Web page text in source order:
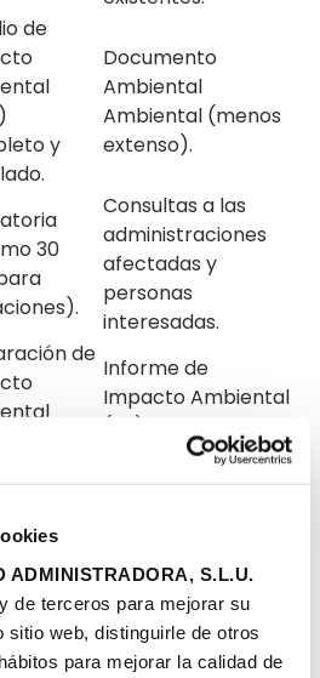
ADMINISTRADORA, S.L.U.
de terceros para mejorar su
sitio web, distinguirle de otros
para mejorar la calidad de
de
y
Documento
Ambiental
Ambiental (menos
extenso).
30
Consultas a las
administraciones
afectadas y
personas
interesadas.
de
Informe de
Impacto Ambiental
(IIA).
un estudio
ambiental,